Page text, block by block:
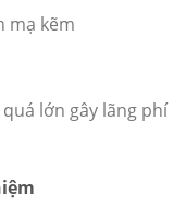
mạ kẽm
lớn gây lãng phí